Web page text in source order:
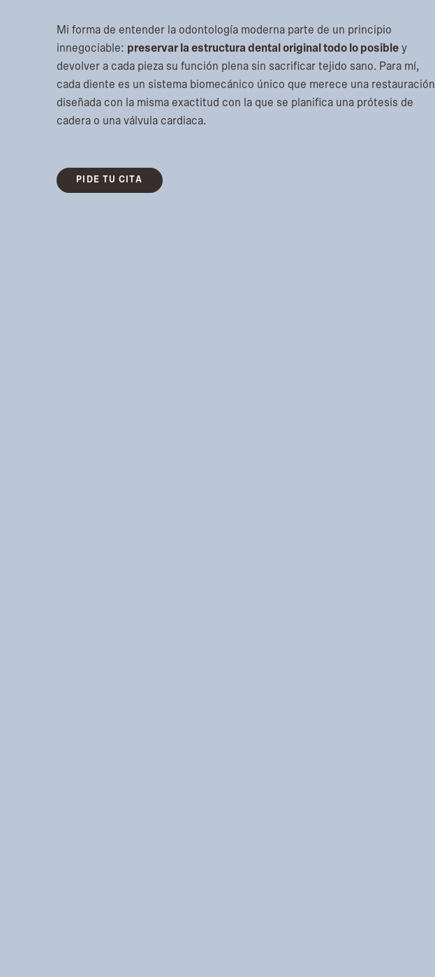
Mi forma de entender la odontología moderna parte de un principio
innegociable: preservar la estructura dental original todo lo posibley
devolver a cada pieza su función plena sin sacrificar tejido sano. Para mí,
cada diente es un sistema biomecánico único que merece una restauración
diseñada con la misma exactitud con la que se planifica una prótesis de
cadera o una válvula cardiaca.
PIDE TU CITA